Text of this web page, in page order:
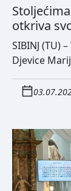
otkriva
SIBINJ (TU)
Djevice